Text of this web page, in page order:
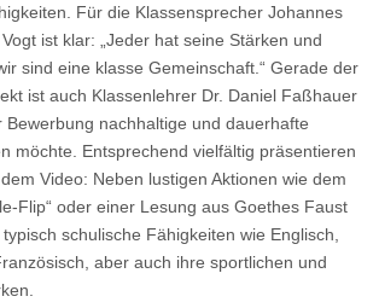
Für die Klassensprecher Johannes
ist klar: „Jeder hat seine Stärken und
sind eine klasse Gemeinschaft.“ Gerade der
ist auch Klassenlehrer Dr. Daniel Faßhauer
Bewerbung nachhaltige und dauerhafte
möchte. Entsprechend vielfältig präsentieren
Video: Neben lustigen Aktionen wie dem
Flip“ oder einer Lesung aus Goethes Faust
schulische Fähigkeiten wie Englisch,
aber auch ihre sportlichen und